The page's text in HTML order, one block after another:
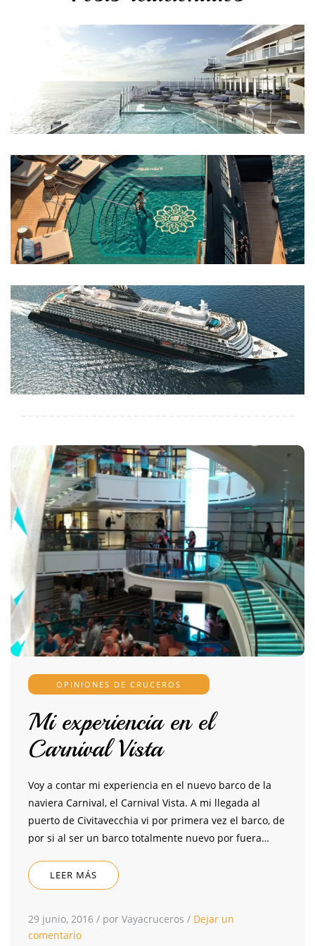
OPINIONES DE CRUCEROS
Mi experiencia en el
Carnival Vista
Voy a contar mi experiencia en el nuevo barco de la
naviera Carnival, el Carnival Vista. A mi llegada al
puerto de Civitavecchia vi por primera vez el barco, de
por si al ser un barco totalmente nuevo por fuera…
LEER MÁS
29 junio, 2016 / por Vayacruceros / Dejar un
comentario